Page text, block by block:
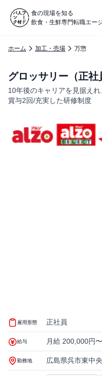
食の現場を知る
飲食・生鮮専門転職エー
ホーム 加工・売場 万惣
グロッサリー（正
10年後のキャリアを見据え
賞与2回/充実した研修制度
雇用形態 正社員
給与 月給 200,000円〜
勤務地 広島県呉市東中